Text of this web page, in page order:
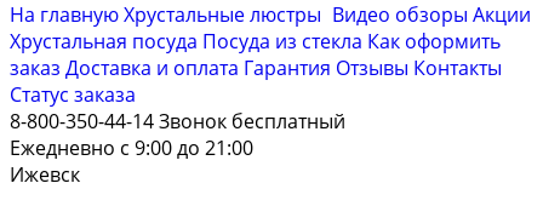
На главнуюХрустальные люстры Видео обзоры Акции
Хрустальная посуда Посуда из стекла Как оформить
заказ Доставка и оплата Гарантия Отзывы Контакты
Cтатус заказа
8-800-350-44-14Звонок бесплатный
Ежедневно с 9:00 до 21:00
Ижевск